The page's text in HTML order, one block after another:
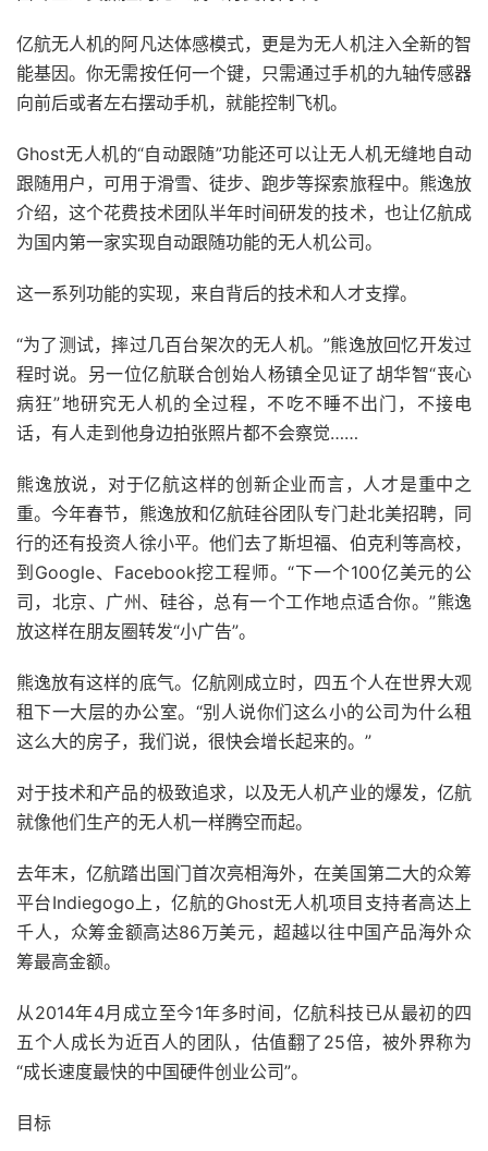
亿航无人机的阿凡达体感模式，更是为无人机注入全新的智
能基因。你无需按任何一个键，只需通过手机的九轴传感器
向前后或者左右摆动手机，就能控制飞机。
Ghost无人机的“自动跟随”功能还可以让无人机无缝地自动
跟随用户，可用于滑雪、徒步、跑步等探索旅程中。熊逸放
介绍，这个花费技术团队半年时间研发的技术，也让亿航成
为国内第一家实现自动跟随功能的无人机公司。
这一系列功能的实现，来自背后的技术和人才支撑。
“为了测试，摔过几百台架次的无人机。”熊逸放回忆开发过
程时说。另一位亿航联合创始人杨镇全见证了胡华智“丧心
病狂”地研究无人机的全过程，不吃不睡不出门，不接电
话，有人走到他身边拍张照片都不会察觉……
熊逸放说，对于亿航这样的创新企业而言，人才是重中之
重。今年春节，熊逸放和亿航硅谷团队专门赴北美招聘，同
行的还有投资人徐小平。他们去了斯坦福、伯克利等高校，
到Google、Facebook挖工程师。“下一个100亿美元的公
司，北京、广州、硅谷，总有一个工作地点适合你。”熊逸
放这样在朋友圈转发“小广告”。
熊逸放有这样的底气。亿航刚成立时，四五个人在世界大观
租下一大层的办公室。“别人说你们这么小的公司为什么租
这么大的房子，我们说，很快会增长起来的。”
对于技术和产品的极致追求，以及无人机产业的爆发，亿航
就像他们生产的无人机一样腾空而起。
去年末，亿航踏出国门首次亮相海外，在美国第二大的众筹
平台Indiegogo上，亿航的Ghost无人机项目支持者高达上
千人，众筹金额高达86万美元，超越以往中国产品海外众
筹最高金额。
从2014年4月成立至今1年多时间，亿航科技已从最初的四
五个人成长为近百人的团队，估值翻了25倍，被外界称为
“成长速度最快的中国硬件创业公司”。
目标